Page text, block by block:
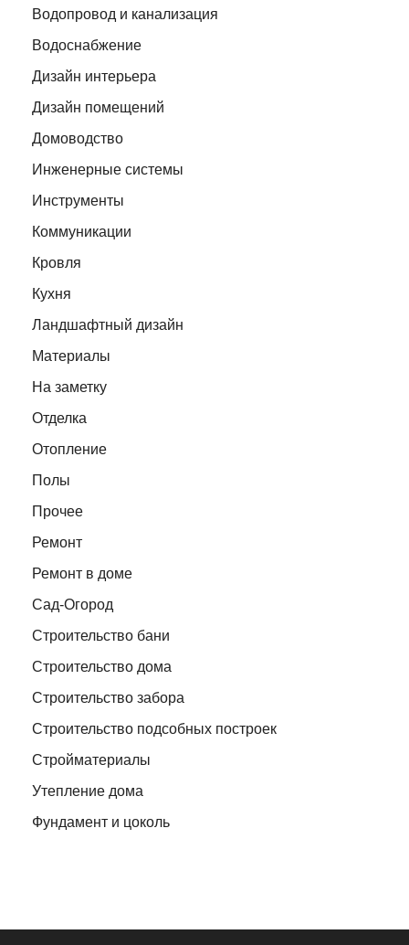
Водопровод и канализация
Водоснабжение
Дизайн интерьера
Дизайн помещений
Домоводство
Инженерные системы
Инструменты
Коммуникации
Кровля
Кухня
Ландшафтный дизайн
Материалы
На заметку
Отделка
Отопление
Полы
Прочее
Ремонт
Ремонт в доме
Сад-Огород
Строительство бани
Строительство дома
Строительство забора
Строительство подсобных построек
Стройматериалы
Утепление дома
Фундамент и цоколь